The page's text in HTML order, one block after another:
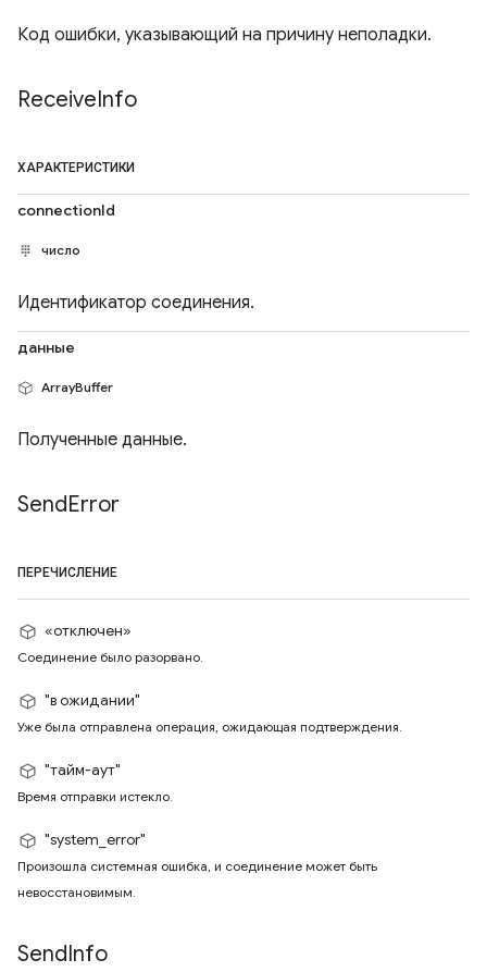
Код ошибки, указывающий на причину неполадки.
ReceiveInfo
ХАРАКТЕРИСТИКИ
connectionId
число
Идентификатор соединения.
данные
ArrayBuffer
Полученные данные.
SendError
ПЕРЕЧИСЛЕНИЕ
«отключен»
Соединение было разорвано.
"в ожидании"
Уже была отправлена ​​операция, ожидающая подтверждения.
"тайм-аут"
Время отправки истекло.
"system_error"
Произошла системная ошибка, и соединение может быть
невосстановимым.
SendInfo